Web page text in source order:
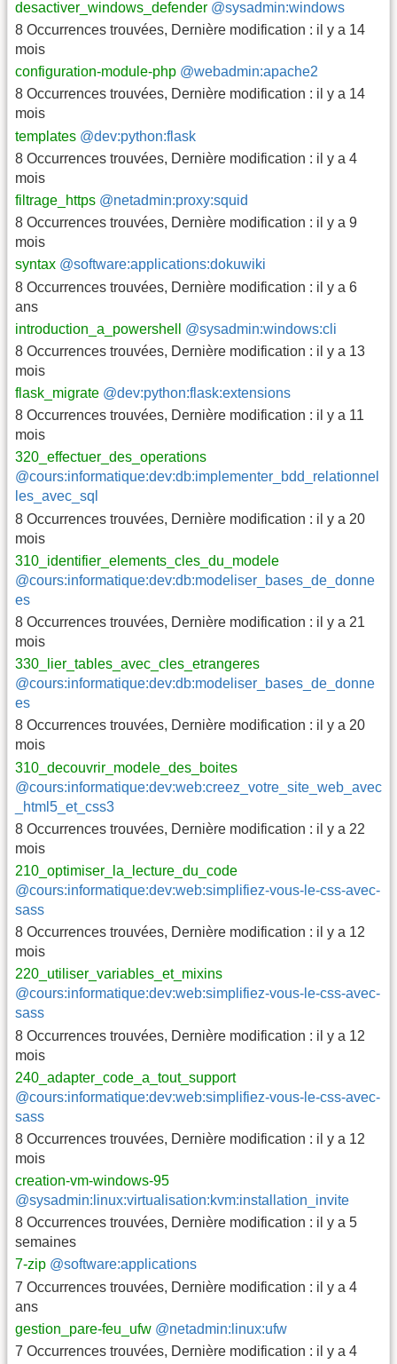
desactiver_windows_defender @sysadmin:windows
8 Occurrences trouvées, Dernière modification : il y a 14
mois
configuration-module-php @webadmin:apache2
8 Occurrences trouvées, Dernière modification : il y a 14
mois
templates @dev:python:flask
8 Occurrences trouvées, Dernière modification : il y a 4
mois
filtrage_https @netadmin:proxy:squid
8 Occurrences trouvées, Dernière modification : il y a 9
mois
syntax @software:applications:dokuwiki
8 Occurrences trouvées, Dernière modification : il y a 6
ans
introduction_a_powershell
@sysadmin:windows:cli
8 Occurrences trouvées, Dernière modification : il y a 13
mois
flask_migrate @dev:python:flask:extensions
8 Occurrences trouvées, Dernière modification : il y a 11
mois
320_effectuer_des_operations
@cours:informatique:dev:db:implementer_bdd_relationnel
les_avec_sql
8 Occurrences trouvées, Dernière modification : il y a 20
mois
310_identifier_elements_cles_du_modele
@cours:informatique:dev:db:modeliser_bases_de_donne
es
8 Occurrences trouvées, Dernière modification : il y a 21
mois
330_lier_tables_avec_cles_etrangeres
@cours:informatique:dev:db:modeliser_bases_de_donne
es
8 Occurrences trouvées, Dernière modification : il y a 20
mois
310_decouvrir_modele_des_boites
@cours:informatique:dev:web:creez_votre_site_web_avec
_html5_et_css3
8 Occurrences trouvées, Dernière modification : il y a 22
mois
210_optimiser_la_lecture_du_code
@cours:informatique:dev:web:simplifiez-vous-le-css-avec-
sass
8 Occurrences trouvées, Dernière modification : il y a 12
mois
220_utiliser_variables_et_mixins
@cours:informatique:dev:web:simplifiez-vous-le-css-avec-
sass
8 Occurrences trouvées, Dernière modification : il y a 12
mois
240_adapter_code_a_tout_support
@cours:informatique:dev:web:simplifiez-vous-le-css-avec-
sass
8 Occurrences trouvées, Dernière modification : il y a 12
mois
creation-vm-windows-95
@sysadmin:linux:virtualisation:kvm:installation_invite
8 Occurrences trouvées, Dernière modification : il y a 5
semaines
7-zip @software:applications
7 Occurrences trouvées, Dernière modification : il y a 4
ans
gestion_pare-feu_ufw @netadmin:linux:ufw
7 Occurrences trouvées, Dernière modification : il y a 4